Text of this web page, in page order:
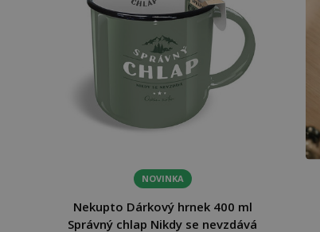
NOVINKA
Nekupto Dárkový hrnek 400 ml
Správný chlap Nikdy se nevzdává